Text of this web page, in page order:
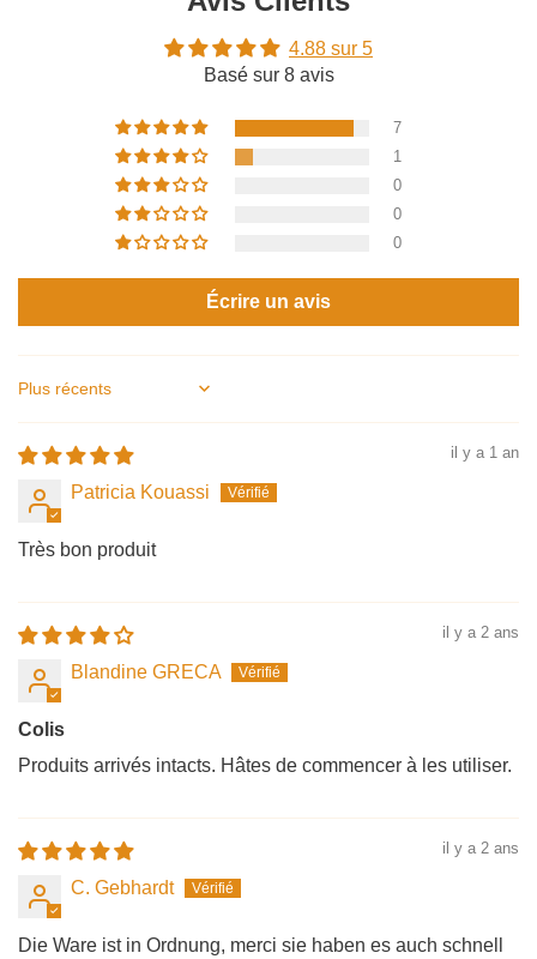
4.88 sur 5
Basé sur 8 avis
7
1
0
0
0
Écrire un avis
Sort by
il y a 1 an
Patricia Kouassi
Très bon produit
il y a 2 ans
Blandine GRECA
Colis
Produits arrivés intacts. Hâtes de commencer à les utiliser.
il y a 2 ans
C. Gebhardt
Die Ware ist in Ordnung, merci sie haben es auch schnell